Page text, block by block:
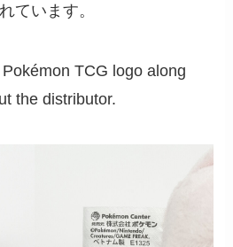
ています。
TCG logo along
the distributor.